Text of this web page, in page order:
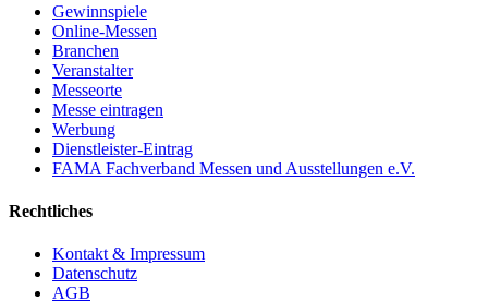
Gewinnspiele
Online-Messen
Branchen
Veranstalter
Messeorte
Messe eintragen
Werbung
Dienstleister-Eintrag
FAMA Fachverband Messen und Ausstellungen e.V.
Rechtliches
Kontakt & Impressum
Datenschutz
AGB